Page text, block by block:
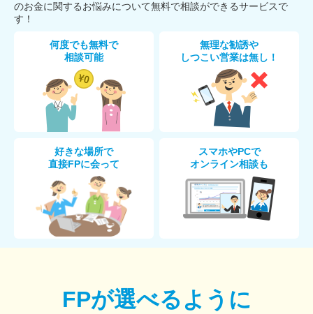
のお金に関するお悩みについて無料で相談ができるサービスで
す！
何度でも無料で
相談可能
無理な勧誘や
しつこい営業は無し！
好きな場所で
直接FPに会って
スマホやPCで
オンライン相談も
FPが選べるように